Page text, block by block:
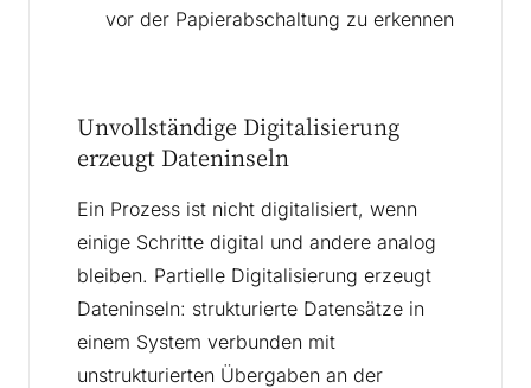
vor der Papierabschaltung zu erkennen
Unvollständige Digitalisierung
erzeugt Dateninseln
Ein Prozess ist nicht digitalisiert, wenn
einige Schritte digital und andere analog
bleiben. Partielle Digitalisierung erzeugt
Dateninseln: strukturierte Datensätze in
einem System verbunden mit
unstrukturierten Übergaben an der